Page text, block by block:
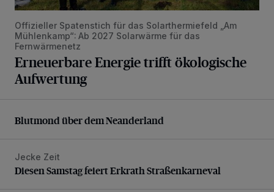
Offizieller Spatenstich für das Solarthermiefeld „Am
Mühlenkamp“: Ab 2027 Solarwärme für das
Fernwärmenetz
Erneuerbare Energie trifft ökologische
Aufwertung
Blutmond über dem Neanderland
Blutmond über dem Neanderland
Diesen Samstag feiert Erkrath Straßenkarneval
Jecke Zeit
Diesen Samstag feiert Erkrath Straßenkarneval